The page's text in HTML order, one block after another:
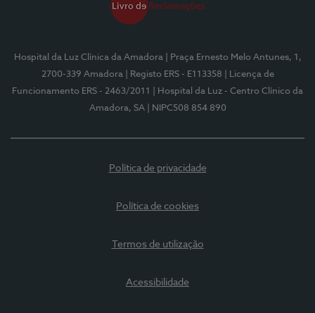
Hospital da Luz Clínica da Amadora
| Praça Ernesto Melo Antunes, 1,
2700-339 Amadora
| Registo ERS - E113358
| Licença de
Funcionamento ERS - 2463/2011
| Hospital da Luz - Centro Clínico da
Amadora, SA
| NIPC508 854 890
Política de privacidade
Política de cookies
Termos de utilização
Acessibilidade